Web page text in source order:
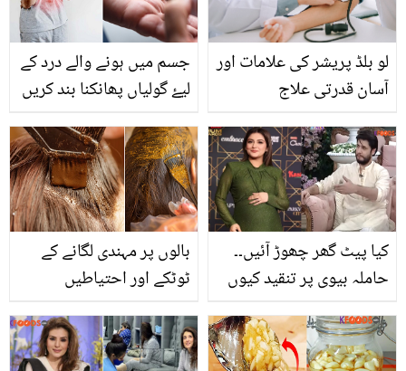
جسم میں ہونے والے درد کے
لیۓ گولیاں پھانکنا بند کریں
درد میں آرام پائيں
لو بلڈ پریشر کی علامات اور
آسان قدرتی علاج
بالوں پر مہندی لگانے کے
ٹوٹکے اور احتیاطیں
کیا پیٹ گھر چھوڑ آئیں۔۔
حاملہ بیوی پر تنقید کیوں
کو کھری کھری سنا دی